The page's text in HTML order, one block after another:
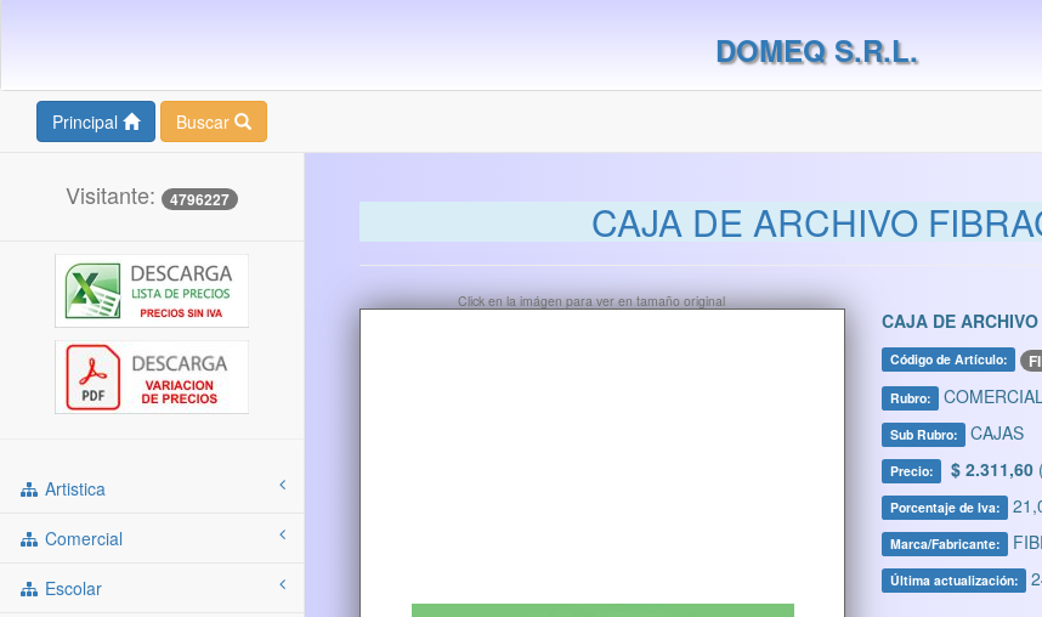
DOMEQ S.R.L.
Principal Buscar
Visitante: 4796227
Artistica
Comercial
Escolar
CAJA DE ARCHIVO
Click en la imágen para ver en tamaño original
CAJA DE
Código de Artículo:
Rubro: COMERCIAL
Sub Rubro: CAJAS
Precio: $ 2.311,60
Porcentaje de Iva:
Marca/Fabricante:
Última actualización: